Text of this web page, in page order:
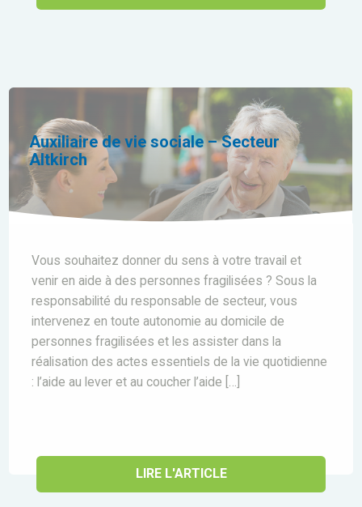
Auxiliaire de vie sociale – Secteur
Altkirch
Vous souhaitez donner du sens à votre travail et
venir en aide à des personnes fragilisées ? Sous la
responsabilité du responsable de secteur, vous
intervenez en toute autonomie au domicile de
personnes fragilisées et les assister dans la
réalisation des actes essentiels de la vie quotidienne
: l’aide au lever et au coucher l’aide […]
LIRE L'ARTICLE